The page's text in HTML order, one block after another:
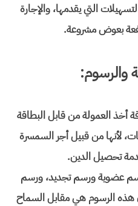
التي يقدمها، والإجارة
بعوض مشروعة.
أخذ العمولة من قابل البطاقة
لأنها من قبيل أجر السمسرة
تحصيل الدين.
عضوية ورسم تجديد، ورسم
هذه الرسوم هي مقابل السماح